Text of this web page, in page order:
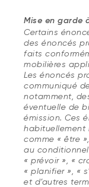
Mise en garde
Certains
des énoncés
faits
mobilières
Les énoncés
communiqué
notamment,
éventuelle de
émission. Ces
habituellement
comme « être
au conditionnel
« prévoir », «
« planifier », «
et d’autres